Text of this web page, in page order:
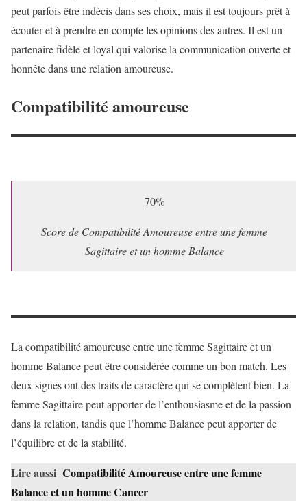
peut parfois être indécis dans ses choix, mais il est toujours prêt à
écouter et à prendre en compte les opinions des autres. Il est un
partenaire fidèle et loyal qui valorise la communication ouverte et
honnête dans une relation amoureuse.
Compatibilité amoureuse
70%
Score de Compatibilité Amoureuse entre une femme
Sagittaire et un homme Balance
La compatibilité amoureuse entre une femme Sagittaire et un
homme Balance peut être considérée comme un bon match. Les
deux signes ont des traits de caractère qui se complètent bien. La
femme Sagittaire peut apporter de l’enthousiasme et de la passion
dans la relation, tandis que l’homme Balance peut apporter de
l’équilibre et de la stabilité.
Lire aussi Compatibilité Amoureuse entre une femme
Balance et un homme Cancer